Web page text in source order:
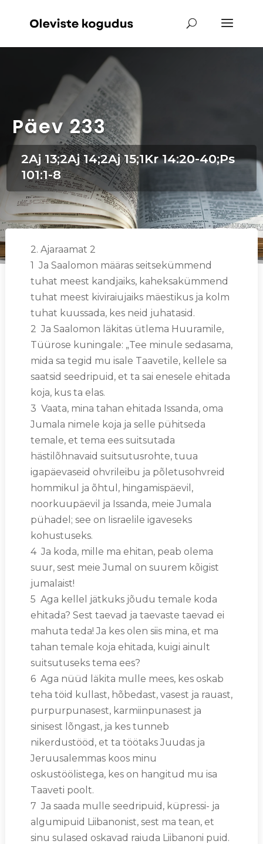
Päev 233
2Aj 13;2Aj 14;2Aj 15;1Kr 14:20-40;Ps
101:1-8
2. Ajaraamat 2
1 Ja Saalomon määras seitsekümmend
tuhat meest kandjaiks, kaheksakümmend
tuhat meest kiviraiujaiks mäestikus ja kolm
tuhat kuussada, kes neid juhatasid.
2 Ja Saalomon läkitas ütlema Huuramile,
Tüürose kuningale: „Tee minule sedasama,
mida sa tegid mu isale Taavetile, kellele sa
saatsid seedripuid, et ta sai enesele ehitada
koja, kus ta elas.
3 Vaata, mina tahan ehitada Issanda, oma
Jumala nimele koja ja selle pühitseda
temale, et tema ees suitsutada
hästilõhnavaid suitsutusrohte, tuua
igapäevaseid ohvrileibu ja põletusohvreid
hommikul ja õhtul, hingamispäevil,
noorkuupäevil ja Issanda, meie Jumala
pühadel; see on Iisraelile igaveseks
kohustuseks.
4 Ja koda, mille ma ehitan, peab olema
suur, sest meie Jumal on suurem kõigist
jumalaist!
5 Aga kellel jätkuks jõudu temale koda
ehitada? Sest taevad ja taevaste taevad ei
mahuta teda! Ja kes olen siis mina, et ma
tahan temale koja ehitada, kuigi ainult
suitsutuseks tema ees?
6 Aga nüüd läkita mulle mees, kes oskab
teha töid kullast, hõbedast, vasest ja rauast,
purpurpunasest, karmiinpunasest ja
sinisest lõngast, ja kes tunneb
nikerdustööd, et ta töötaks Juudas ja
Jeruusalemmas koos minu
oskustöölistega, kes on hangitud mu isa
Taaveti poolt.
7 Ja saada mulle seedripuid, küpressi- ja
algumipuid Liibanonist, sest ma tean, et
sinu sulased oskavad raiuda Liibanoni puid.